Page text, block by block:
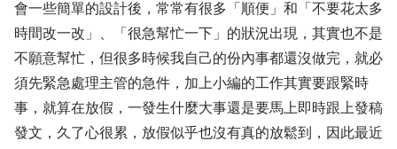
會一些簡單的設計後，常常有很多「順便」和「不要花太多
時間改一改」、「很急幫忙一下」的狀況出現，其實也不是
不願意幫忙，但很多時候我自己的份內事都還沒做完，就必
須先緊急處理主管的急件，加上小編的工作其實要跟緊時
事，就算在放假，一發生什麼大事還是要馬上即時跟上發稿
發文，久了心很累，放假似乎也沒有真的放鬆到，因此最近